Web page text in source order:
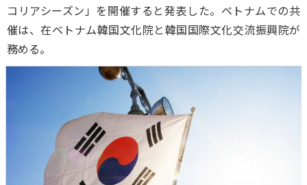
コリアシーズン」を開催すると発表した。ベトナムでの共
催は、在ベトナム韓国文化院と韓国国際文化交流振興院が
務める。